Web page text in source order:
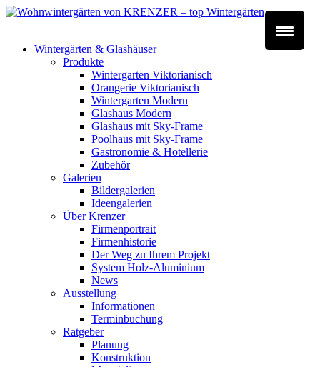
Wintergärten & Glashäuser
Produkte
Wintergarten Viktorianisch
Orangerie Viktorianisch
Wintergarten Modern
Glashaus Modern
Glashaus mit Sky-Frame
Poolhaus mit Sky-Frame
Gastronomie & Hotellerie
Zubehör
Galerien
Bildergalerien
Ideengalerien
Über Krenzer
Firmenportrait
Firmenhistorie
Der Weg zu Ihrem Projekt
System Holz-Aluminium
News
Ausstellung
Informationen
Terminbuchung
Ratgeber
Planung
Konstruktion